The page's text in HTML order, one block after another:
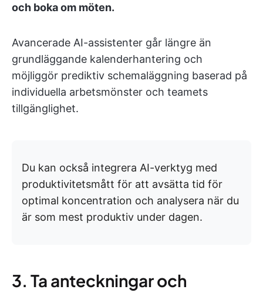
och boka om möten.
Avancerade AI-assistenter går längre än
grundläggande kalenderhantering och
möjliggör prediktiv schemaläggning baserad på
individuella arbetsmönster och teamets
tillgänglighet.
Du kan också integrera AI-verktyg med
produktivitetsmått för att avsätta tid för
optimal koncentration och analysera när du
är som mest produktiv under dagen.
3. Ta anteckningar och